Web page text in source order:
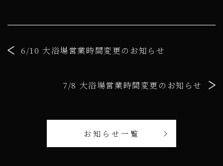
6/10 大浴場営業時間変更のお知らせ
7/8 大浴場営業時間変更のお知らせ
お知らせ一覧